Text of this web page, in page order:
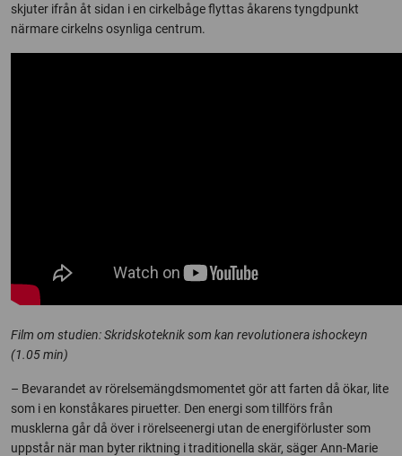
skjuter ifrån åt sidan i en cirkelbåge flyttas åkarens tyngdpunkt
närmare cirkelns osynliga centrum.
Film om studien: Skridskoteknik som kan revolutionera ishockeyn
(1.05 min)
– Bevarandet av rörelsemängdsmomentet gör att farten då ökar, lite
som i en konståkares piruetter. Den energi som tillförs från
musklerna går då över i rörelseenergi utan de energiförluster som
uppstår när man byter riktning i traditionella skär, säger Ann-Marie